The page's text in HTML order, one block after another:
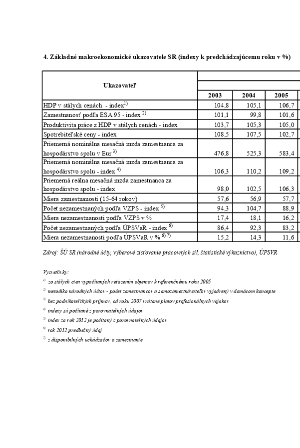
4. Základné makroekonomické ukazovatele SR (indexy k predchádzajúcemu roku v %)
Ukazovateľ
2003
104,8
2004
105,1
2005
106,7
HDP v stálych cenách - index1)
Zamestnanosť podľa ESA 95 - index2)
Produktivita práce z HDP v stálych cenách - index
Spotrebiteľské ceny - index
101,1
103,7
108,5
99,8
105,3
107,5
101,6
105,0
102,7
Priemerná nominálna mesačná mzda zamestnanca za
hospodárstvo spolu v Eur3)
Priemerná nominálna mesačná mzda zamestnanca za
hospodárstvo spolu - index4)
476,8
106,3
525,3
110,2
583,4
109,2
Priemerná reálna mesačná mzda zamestnanca za
hospodárstvo spolu - index
98,0
57,6
94,3
17,4
86,4
15,2
102,5
56,9
104,7
18,1
92,3
14,3
106,3
57,7
88,9
16,2
83,2
11,6
Miera zamestnanosti (15-64 rokov)
Počet nezamestnaných podľa VZPS - index5)
Miera nezamestnanosti podľa VZPS v %
Počet nezamestnaných podľa ÚPSVaR - index6)
Miera nezamestnanosti podľa ÚPSVaR v %6) 7)
Zdroj: ŠÚ SR (národné účty, výberové zisťovanie pracovných síl, štatistické výkazníctvo), ÚPSVR
Vysvetlivky:
1) zo stálych cien vypočítaných reťazením objemov k referenčnému roku 2005
2) metodika národných účtov - počet zamestnancov a samozamestnávateľov vyjadrený v domácom koncepte
3) bez podnikateľských príjmov, od roku 2007 vrátane platov profesionálnych vojakov
4) indexy sú počítané z porovnateľných údajov
5) index za rok 2012 je počítaný z porovnateľných údajov
6) rok 2012 predbežný údaj
7) z disponibilných uchádzačov o zamestnanie